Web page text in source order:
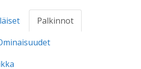
Palkinnot